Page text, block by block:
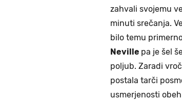
zahvali svojemu
minuti srečanja.
bilo temu
Neville pa je šel
poljub. Zaradi
postala tarči
usmerjenosti